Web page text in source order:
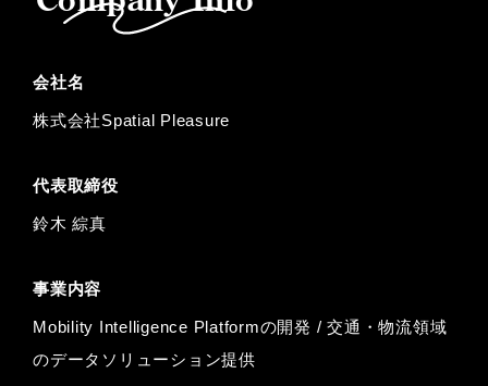
会社名
株式会社Spatial Pleasure
代表取締役
鈴⽊ 綜真
事業内容
Mobility Intelligence Platformの開発 / 交通・物流領域
のデータソリューション提供